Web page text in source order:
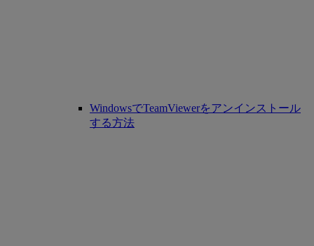
WindowsでTeamViewerをアンインストール
する方法